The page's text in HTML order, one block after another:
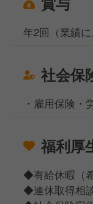
年2回（業績に
社会保
・雇用保険・
福利厚
◆有給休暇（
◆連休取得相